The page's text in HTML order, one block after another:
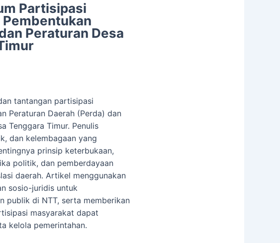
Partisipasi
Peraturan Desa
tantangan partisipasi
Peraturan Daerah (Perda) dan
Tenggara Timur. Penulis
dan kelembagaan yang
prinsip keterbukaan,
politik, dan pemberdayaan
daerah. Artikel menggunakan
sosio-juridis untuk
publik di NTT, serta memberikan
masyarakat dapat
kelola pemerintahan.